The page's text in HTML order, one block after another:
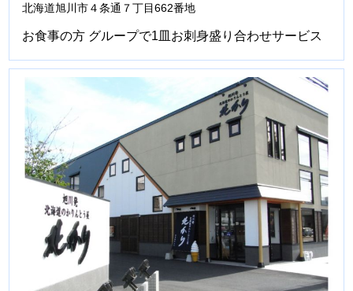
北海道旭川市４条通７丁目662番地
お食事の方 グループで1皿お刺身盛り合わせサービス